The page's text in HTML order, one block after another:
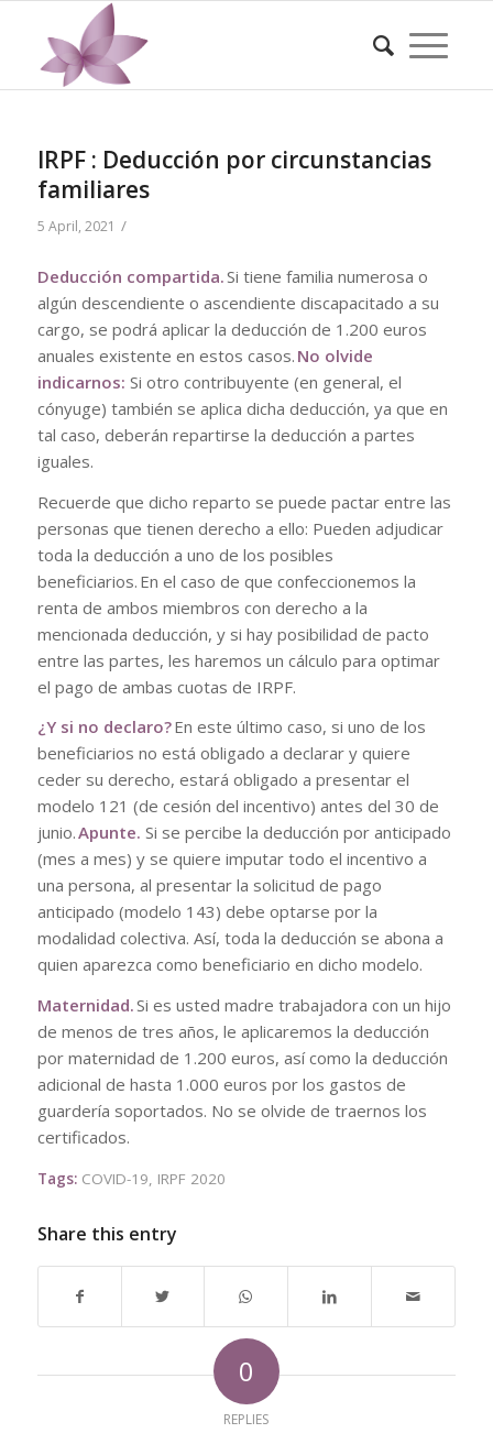
IRPF : Deducción por circunstancias
familiares
5 April, 2021 /
Deducción compartida.Si tiene familia numerosa o
algún descendiente o ascendiente discapacitado a su
cargo, se podrá aplicar la deducción de 1.200 euros
anuales existente en estos casos. No olvide
indicarnos: Si otro contribuyente (en general, el
cónyuge) también se aplica dicha deducción, ya que en
tal caso, deberán repartirse la deducción a partes
iguales.
Recuerde que dicho reparto se puede pactar entre las
personas que tienen derecho a ello: Pueden adjudicar
toda la deducción a uno de los posibles
beneficiarios. En el caso de que confeccionemos la
renta de ambos miembros con derecho a la
mencionada deducción, y si hay posibilidad de pacto
entre las partes, les haremos un cálculo para optimar
el pago de ambas cuotas de IRPF.
¿Y si no declaro?En este último caso, si uno de los
beneficiarios no está obligado a declarar y quiere
ceder su derecho, estará obligado a presentar el
modelo 121 (de cesión del incentivo) antes del 30 de
junio.Apunte. Si se percibe la deducción por anticipado
(mes a mes) y se quiere imputar todo el incentivo a
una persona, al presentar la solicitud de pago
anticipado (modelo 143) debe optarse por la
modalidad colectiva. Así, toda la deducción se abona a
quien aparezca como beneficiario en dicho modelo.
Maternidad.Si es usted madre trabajadora con un hijo
de menos de tres años, le aplicaremos la deducción
por maternidad de 1.200 euros, así como la deducción
adicional de hasta 1.000 euros por los gastos de
guardería soportados. No se olvide de traernos los
certificados.
Tags: COVID-19, IRPF 2020
Share this entry
0
REPLIES